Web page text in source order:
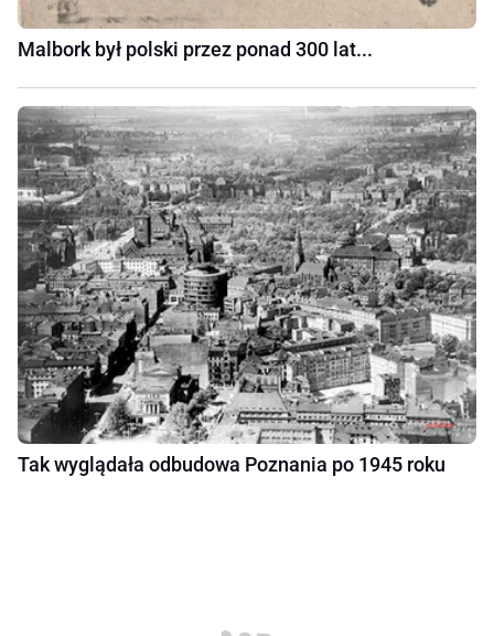
Malbork był polski przez ponad 300 lat...
Tak wyglądała odbudowa Poznania po 1945 roku